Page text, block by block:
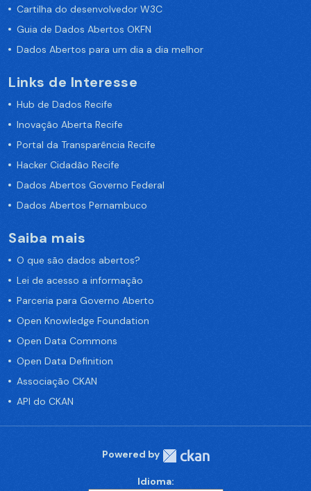
Cartilha do desenvolvedor W3C
Guia de Dados Abertos OKFN
Dados Abertos para um dia a dia melhor
Links de Interesse
Hub de Dados Recife
Inovação Aberta Recife
Portal da Transparência Recife
Hacker Cidadão Recife
Dados Abertos Governo Federal
Dados Abertos Pernambuco
Saiba mais
O que são dados abertos?
Lei de acesso a informação
Parceria para Governo Aberto
Open Knowledge Foundation
Open Data Commons
Open Data Definition
Associação CKAN
API do CKAN
Powered by
Idioma